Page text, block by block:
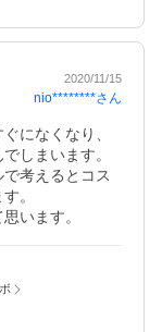
2020/11/15
nio********さん
になくなり、
しまいます。
考えるとコス
。
います。